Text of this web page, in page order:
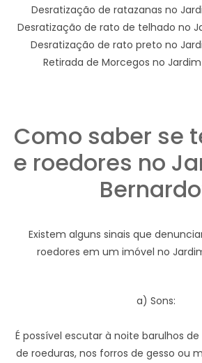
Desratização de ratazanas no
Desratização de rato de telhado no
Desratização de rato preto no
Retirada de Morcegos no
Como saber se
e roedores no
Existem alguns sinais que
roedores em um imóvel no
a) Sons:
É possível escutar à noite barulhos
de roeduras, nos forros de gesso ou